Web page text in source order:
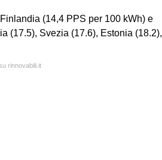
(14,4 PPS per 100 kWh) e
(17.5), Svezia (17.6), Estonia (18.2),
rinnovabili.it